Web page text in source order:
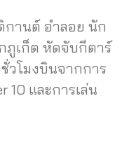
กานต์ อำลอย นัก
ภูเก็ต หัดจับกีตาร์
วโมงบินจากการ
10 และการเล่น